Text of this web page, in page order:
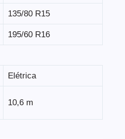
135/80 R15
195/60 R16
Elétrica
10,6 m